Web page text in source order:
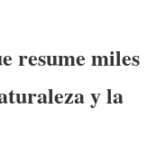
resume miles
y la